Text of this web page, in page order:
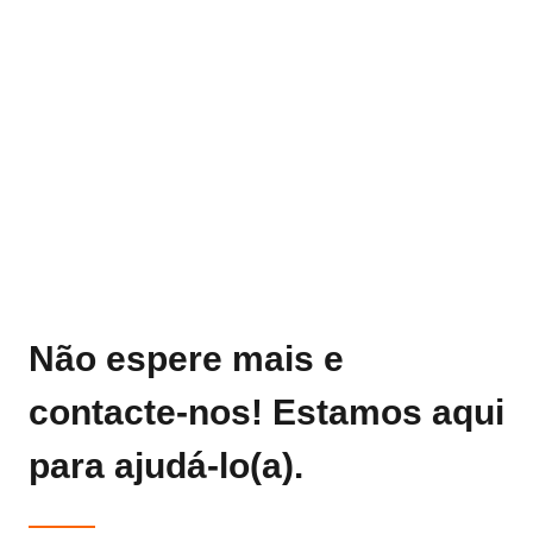
Disponível
Não espere mais e
contacte-nos! Estamos aqui
para ajudá-lo(a).